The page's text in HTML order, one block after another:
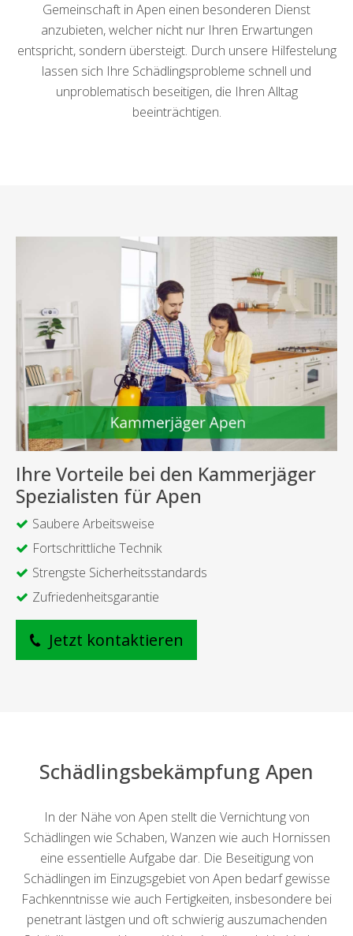
Gemeinschaft in Apen einen besonderen Dienst
anzubieten, welcher nicht nur Ihren Erwartungen
entspricht, sondern übersteigt. Durch unsere Hilfestelung
lassen sich Ihre Schädlingsprobleme schnell und
unproblematisch beseitigen, die Ihren Alltag
beeinträchtigen.
Ihre Vorteile bei den Kammerjäger
Spezialisten für Apen
Saubere Arbeitsweise
Fortschrittliche Technik
Strengste Sicherheitsstandards
Zufriedenheitsgarantie
Jetzt kontaktieren
Schädlingsbekämpfung Apen
In der Nähe von Apen stellt die Vernichtung von
Schädlingen wie Schaben, Wanzen wie auch Hornissen
eine essentielle Aufgabe dar. Die Beseitigung von
Schädlingen im Einzugsgebiet von Apen bedarf gewisse
Fachkenntnisse wie auch Fertigkeiten, insbesondere bei
penetrant lästgen und oft schwierig auszumachenden